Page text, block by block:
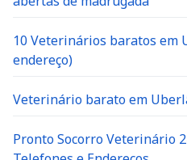
10 Veterinários baratos em
endereço)
Veterinário barato em
Pronto Socorro Veterinário
Telefones e Endereços